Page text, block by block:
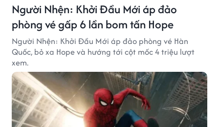
Người Nhện: Khởi Đầu Mới áp đảo
phòng vé gấp 6 lần bom tấn Hope
Người Nhện: Khởi Đầu Mới áp đảo phòng vé Hàn
Quốc, bỏ xa Hope và hướng tới cột mốc 4 triệu lượt
xem.